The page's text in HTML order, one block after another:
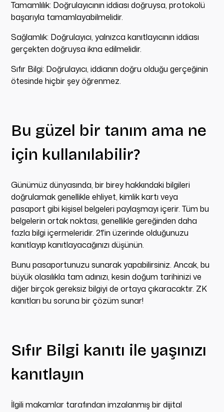
Tamamlılık: Doğrulayıcının iddiası doğruysa, protokolü
başarıyla tamamlayabilmelidir.
Sağlamlık: Doğrulayıcı, yalnızca kanıtlayıcının iddiası
gerçekten doğruysa ikna edilmelidir.
Sıfır Bilgi: Doğrulayıcı, iddianın doğru olduğu gerçeğinin
ötesinde hiçbir şey öğrenmez.
Bu güzel bir tanım ama ne
için kullanılabilir?
Günümüz dünyasında, bir birey hakkındaki bilgileri
doğrulamak genellikle ehliyet, kimlik kartı veya
pasaport gibi kişisel belgeleri paylaşmayı içerir. Tüm bu
belgelerin ortak noktası, genellikle gereğinden daha
fazla bilgi içermeleridir. 21'in üzerinde olduğunuzu
kanıtlayıp kanıtlayacağınızı düşünün.
Bunu pasaportunuzu sunarak yapabilirsiniz. Ancak, bu
büyük olasılıkla tam adınızı, kesin doğum tarihinizi ve
diğer birçok gereksiz bilgiyi de ortaya çıkaracaktır. ZK
kanıtları bu soruna bir çözüm sunar!
Sıfır Bilgi kanıtı ile yaşınızı
kanıtlayın
İlgili makamlar tarafından imzalanmış bir dijital